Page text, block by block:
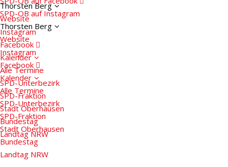
Thorsten Berg
Website
Instagram
Facebook
Kalender
Alle Termine
SPD-Unterbezirk
SPD-Fraktion
Stadt Oberhausen
Bundestag
Landtag NRW
SPD-OB auf Instagram
Thorsten Berg
Website
Instagram
Facebook
Kalender
Alle Termine
SPD-Unterbezirk
SPD-Fraktion
Stadt Oberhausen
Bundestag
Landtag NRW